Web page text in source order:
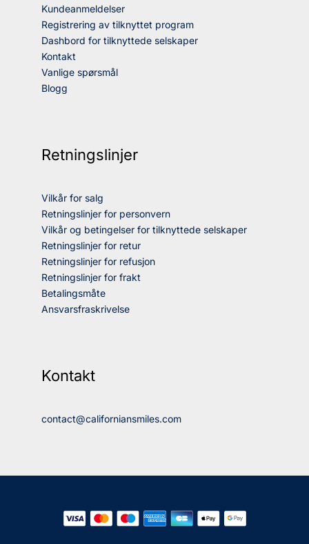
Kundeanmeldelser
Registrering av tilknyttet program
Dashbord for tilknyttede selskaper
Kontakt
Vanlige spørsmål
Blogg
Retningslinjer
Vilkår for salg
Retningslinjer for personvern
Vilkår og betingelser for tilknyttede selskaper
Retningslinjer for retur
Retningslinjer for refusjon
Retningslinjer for frakt
Betalingsmåte
Ansvarsfraskrivelse
Kontakt
contact@californiansmiles.com